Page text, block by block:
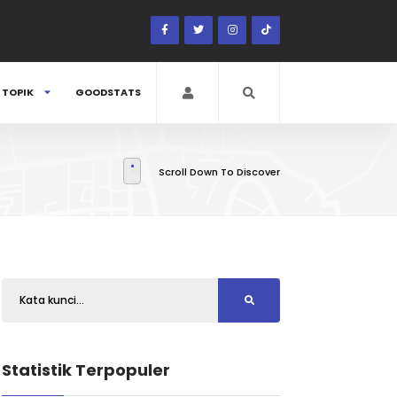
TOPIK GOODSTATS
Scroll Down To Discover
Statistik Terpopuler